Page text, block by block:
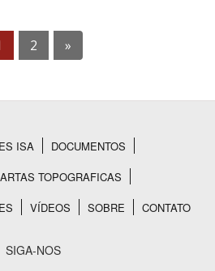
2 »
ISA
DOCUMENTOS
TOPOGRAFICAS
VÍDEOS SOBRE CONTATO
SIGA-NOS